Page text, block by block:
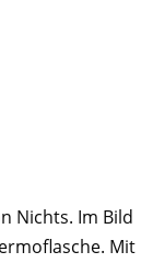
Nichts. Im Bild
Mit